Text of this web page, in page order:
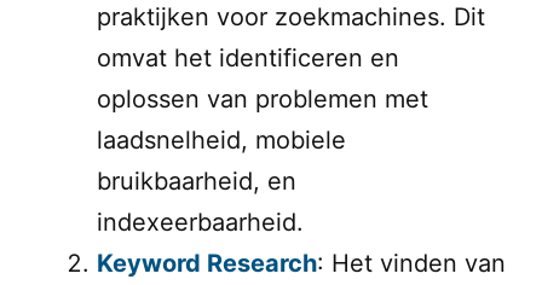
praktijken voor zoekmachines. Dit
omvat het identificeren en
oplossen van problemen met
laadsnelheid, mobiele
bruikbaarheid, en
indexeerbaarheid.
Keyword Research: Het vinden van